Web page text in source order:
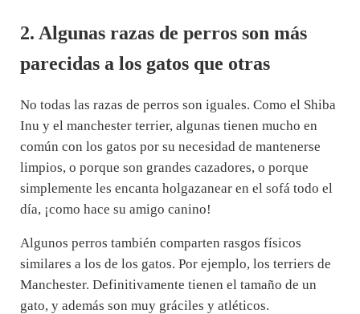
2. Algunas razas de perros son más
parecidas a los gatos que otras
No todas las razas de perros son iguales. Como el Shiba
Inu y el manchester terrier, algunas tienen mucho en
común con los gatos por su necesidad de mantenerse
limpios, o porque son grandes cazadores, o porque
simplemente les encanta holgazanear en el sofá todo el
día, ¡como hace su amigo canino!
Algunos perros también comparten rasgos físicos
similares a los de los gatos. Por ejemplo, los terriers de
Manchester. Definitivamente tienen el tamaño de un
gato, y además son muy gráciles y atléticos.